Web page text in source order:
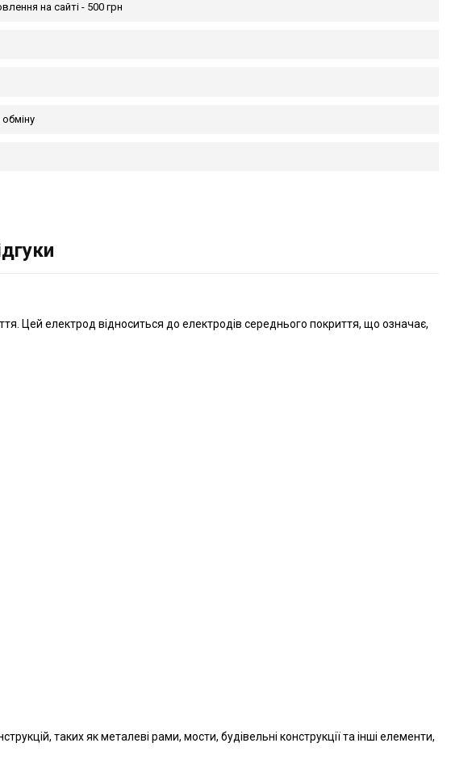
на сайті - 500 грн
Цей електрод відноситься до електродів середнього покриття, що означає,
таких як металеві рами, мости, будівельні конструкції та інші елементи,